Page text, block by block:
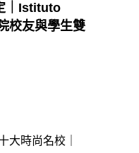
｜Istituto
校友與學生雙